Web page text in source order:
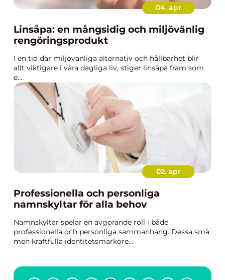
04. apr
Linsåpa: en mångsidig och miljövänlig
rengöringsprodukt
I en tid där miljövänliga alternativ och hållbarhet blir
allt viktigare i våra dagliga liv, stiger linsåpa fram som
e...
02. apr
Professionella och personliga
namnskyltar för alla behov
Namnskyltar spelar en avgörande roll i både
professionella och personliga sammanhang. Dessa små
men kraftfulla identitetsmarköre...